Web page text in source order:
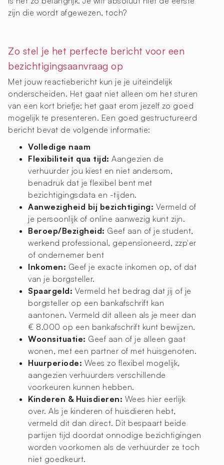
zijn die wordt afgewezen, toch?
Zo stel je het perfecte bericht voor een
bezichtigingsaanvraag op
Met jouw reactiebericht kun je je uiteindelijk
onderscheiden. Het gaat niet alleen om het sturen
van een kort briefje; het gaat erom jezelf zo goed
mogelijk te presenteren. Een goed gestructureerd
bericht bevat de volgende informatie:
Volledige naam
Flexibiliteit qua tijd: Aangezien de
verhuurder jou kiest en niet andersom,
benadruk dat je flexibel bent met
bezichtigingsdata en -tijden.
Aanwezigheid bij bezichtiging: Vermeld of
je persoonlijk of online aanwezig kunt zijn.
Beroep/Bezigheid: Geef aan of je student,
werkend professional, gepensioneerd, zzp'er
of ondernemer bent
Inkomen: Geef je exacte inkomen op, of dat
van je borgsteller.
Spaargeld: Vermeld het bedrag dat jij of je
borgsteller op een bankafschrift kan
aantonen. Vermeld dit alleen als je meer dan
€ 8.000 op een bankafschrift kunt bewijzen.
Woonsituatie: Geef aan of je alleen gaat
wonen, met een partner of met huisgenoten.
Huurperiode: Wees zo flexibel mogelijk,
aangezien verhuurders verschillende
voorkeuren kunnen hebben.
Kinderen & Huisdieren: Wees hier eerlijk
over. Als je kinderen of huisdieren hebt,
vermeld dit dan direct. Dit bespaart beide
partijen tijd doordat onnodige bezichtigingen
worden voorkomen als de verhuurder ze toch
niet goedkeurt.